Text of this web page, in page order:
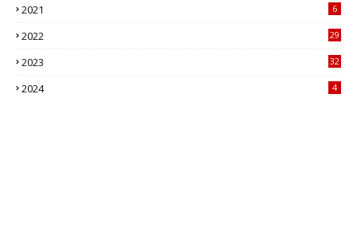
2021 6
2022 29
2023 32
2024 4